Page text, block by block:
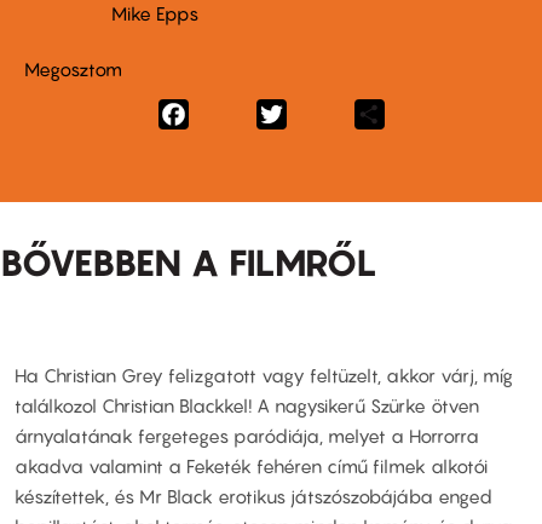
Mike Epps
Megosztom
Facebook
BŐVEBBEN A FILMRŐL
Ha Christian Grey felizgatott vagy feltüzelt, akkor várj, míg
találkozol Christian Blackkel! A nagysikerű Szürke ötven
árnyalatának fergeteges paródiája, melyet a Horrorra
akadva valamint a Feketék fehéren című filmek alkotói
készítettek, és Mr Black erotikus játszószobájába enged